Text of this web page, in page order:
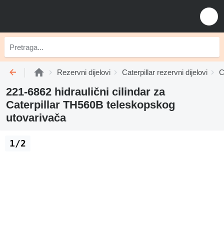
Rezervni dijelovi Caterpillar rezervni dijelovi
221-6862 hidraulični cilindar za
Caterpillar TH560B teleskopskog
utovarivača
1/2